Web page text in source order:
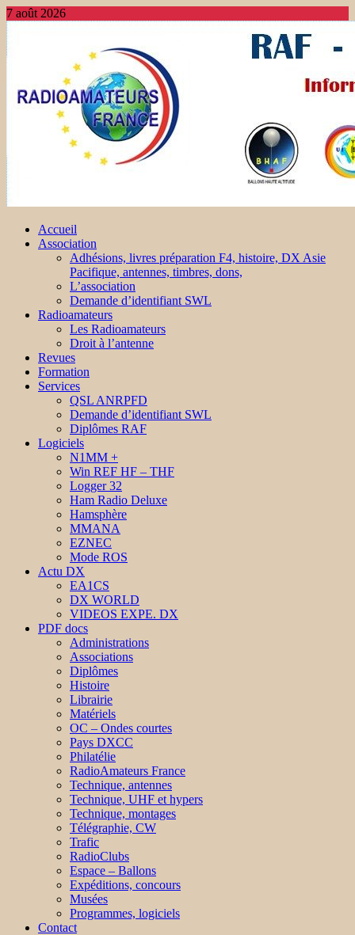
7 août 2026
Accueil
Association
Adhésions, livres préparation F4, histoire, DX Asie
Pacifique, antennes, timbres, dons,
L’association
Demande d’identifiant SWL
Radioamateurs
Les Radioamateurs
Droit à l’antenne
Revues
Formation
Services
QSL ANRPFD
Demande d’identifiant SWL
Diplômes RAF
Logiciels
N1MM +
Win REF HF – THF
Logger 32
Ham Radio Deluxe
Hamsphère
MMANA
EZNEC
Mode ROS
Actu DX
EA1CS
DX WORLD
VIDEOS EXPE. DX
PDF docs
Administrations
Associations
Diplômes
Histoire
Librairie
Matériels
OC – Ondes courtes
Pays DXCC
Philatélie
RadioAmateurs France
Technique, antennes
Technique, UHF et hypers
Technique, montages
Télégraphie, CW
Trafic
RadioClubs
Espace – Ballons
Expéditions, concours
Musées
Programmes, logiciels
Contact